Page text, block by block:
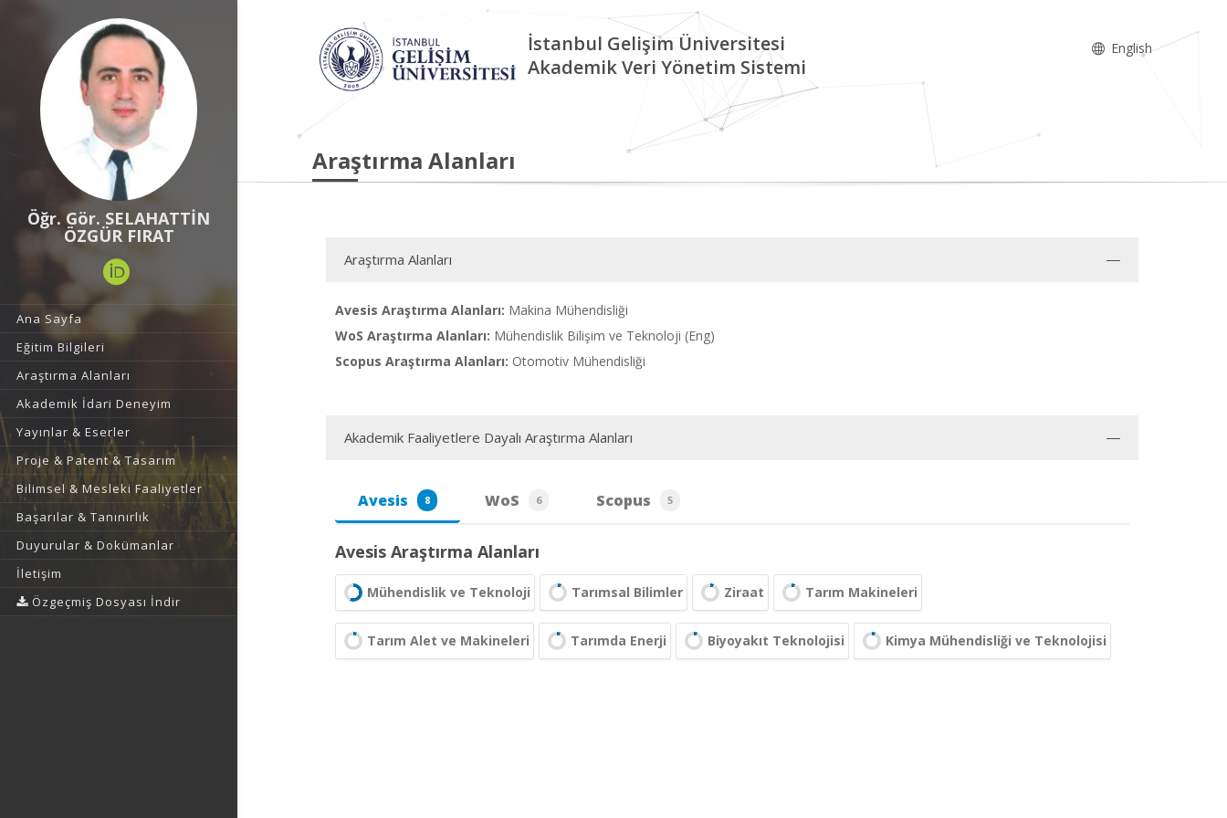
Öğr. Gör. SELAHATTİN
ÖZGÜR FIRAT
Ana Sayfa
Eğitim Bilgileri
Araştırma Alanları
Akademik İdari Deneyim
Yayınlar & Eserler
Proje & Patent & Tasarım
Bilimsel & Mesleki Faaliyetler
Başarılar & Tanınırlık
Duyurular & Dokümanlar
İletişim
Özgeçmiş Dosyası İndir
İstanbul Gelişim Üniversitesi
Akademik Veri Yönetim Sistemi
English
Araştırma Alanları
Araştırma Alanları
Avesis Araştırma Alanları: Makina Mühendisliği
WoS Araştırma Alanları: Mühendislik Bilişim ve Teknoloji (Eng)
Scopus Araştırma Alanları: Otomotiv Mühendisliği
Akademik Faaliyetlere Dayalı Araştırma Alanları
Avesis 8 WoS 6 Scopus 5
Avesis Araştırma Alanları
Mühendislik ve Teknoloji Tarımsal Bilimler Ziraat Tarım Makineleri
Tarım Alet ve Makineleri Tarımda Enerji Biyoyakıt Teknolojisi Kimya Mühendisliği ve Teknolojisi